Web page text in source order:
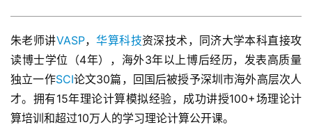
首
页
计
算
干
朱老师讲VASP，华算科技资深技术，同济大学本科直接攻
读博士学位（4年），海外3年以上博后经历，发表高质量
独立一作SCI论文30篇，回国后被授予深圳市海外高层次人
才。拥有15年理论计算模拟经验，成功讲授100+场理论计
算培训和超过10万人的学习理论计算公开课。